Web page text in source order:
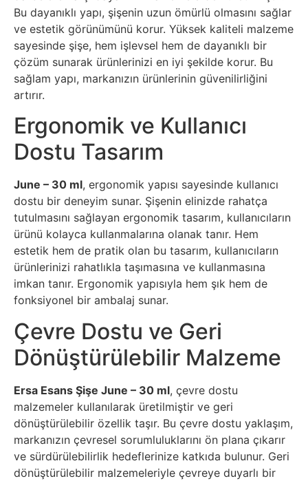
Bu dayanıklı yapı, şişenin uzun ömürlü olmasını sağlar
ve estetik görünümünü korur. Yüksek kaliteli malzeme
sayesinde şişe, hem işlevsel hem de dayanıklı bir
çözüm sunarak ürünlerinizi en iyi şekilde korur. Bu
sağlam yapı, markanızın ürünlerinin güvenilirliğini
artırır.
Ergonomik ve Kullanıcı
Dostu Tasarım
June – 30 ml, ergonomik yapısı sayesinde kullanıcı
dostu bir deneyim sunar. Şişenin elinizde rahatça
tutulmasını sağlayan ergonomik tasarım, kullanıcıların
ürünü kolayca kullanmalarına olanak tanır. Hem
estetik hem de pratik olan bu tasarım, kullanıcıların
ürünlerinizi rahatlıkla taşımasına ve kullanmasına
imkan tanır. Ergonomik yapısıyla hem şık hem de
fonksiyonel bir ambalaj sunar.
Çevre Dostu ve Geri
Dönüştürülebilir Malzeme
Ersa Esans Şişe June – 30 ml, çevre dostu
malzemeler kullanılarak üretilmiştir ve geri
dönüştürülebilir özellik taşır. Bu çevre dostu yaklaşım,
markanızın çevresel sorumluluklarını ön plana çıkarır
ve sürdürülebilirlik hedeflerinize katkıda bulunur. Geri
dönüştürülebilir malzemeleriyle çevreye duyarlı bir